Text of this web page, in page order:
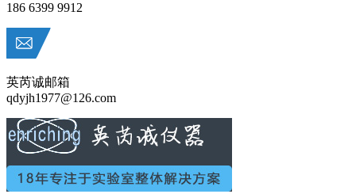
186 6399 9912
英芮诚邮箱
qdyjh1977@126.com